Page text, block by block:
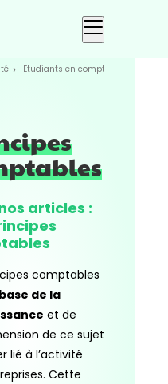
Etudiants en compta
articles :
comptables
de la
et de
de ce sujet
lié à l’activité
Cette